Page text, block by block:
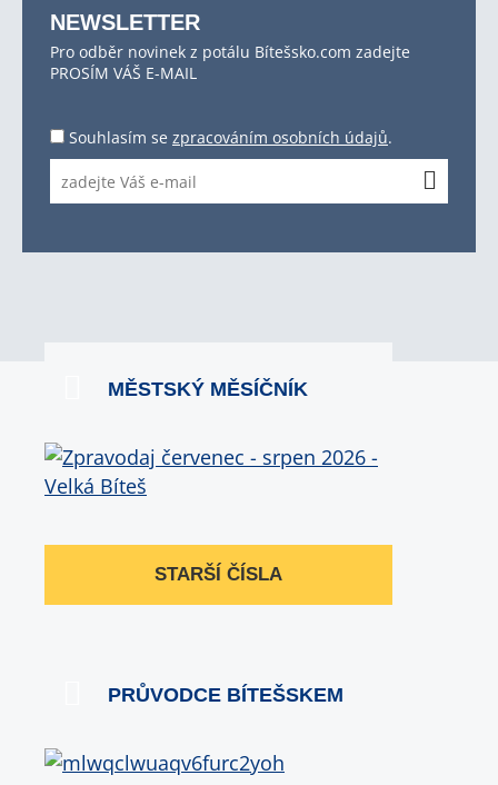
NEWSLETTER
Pro odběr novinek z potálu Bítešsko.com zadejte
PROSÍM VÁŠ E-MAIL
Souhlasím se zpracováním osobních údajů.
MĚSTSKÝ MĚSÍČNÍK
STARŠÍ ČÍSLA
PRŮVODCE BÍTEŠSKEM